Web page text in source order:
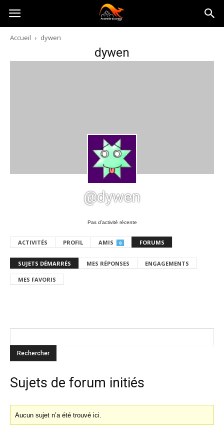
Australia-
australie.com
Accueil dywen
dywen
@dywen
Pas d’activité récente
ACTIVITÉS PROFIL AMIS 0 FORUMS
SUJETS DÉMARRÉS MES RÉPONSES ENGAGEMENTS
MES FAVORIS
Sujets de forum initiés
Aucun sujet n’a été trouvé ici.